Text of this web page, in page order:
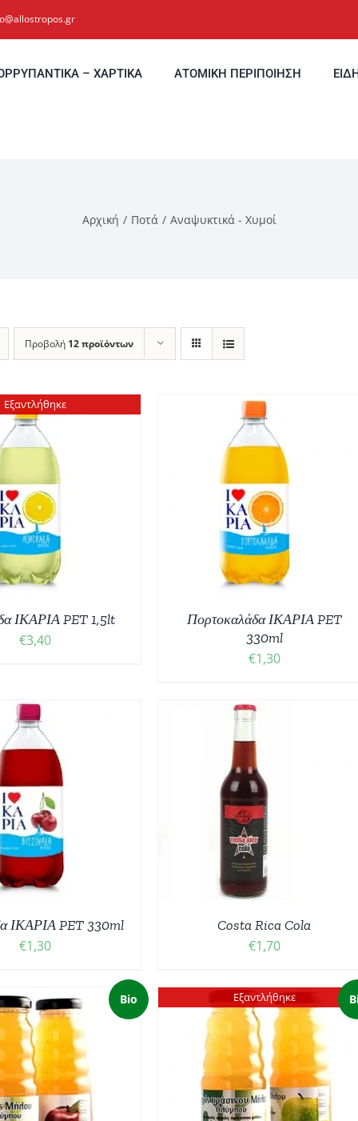
– ΧΑΡΤΙΚΑ ΑΤΟΜΙΚΗ ΠΕΡΙΠΟΙΗΣΗ
Αρχική Ποτά Αναψυκτικά - Χυμοί
Προβολή 12 προϊόντων
Εξαντλήθηκε
ΙΚΑΡΙΑ PET 1,5lt
€3,40
ΣΤΟ ΚΑΛΆΘΙ
ΛΕΠΤΟΜΈΡΕΙΕΣ
Πορτοκαλάδα ΙΚΑΡΙΑ PET
330ml
€1,30
ΙΚΑΡΙΑ PET 330ml
€1,30
ΣΤΟ ΚΑΛΆΘΙ
ΛΕΠΤΟΜΈΡΕΙΕΣ
Costa Rica Cola
€1,70
Bio Εξαντλήθηκε
ΛΕΠΤΟΜΈΡΕΙΕΣ